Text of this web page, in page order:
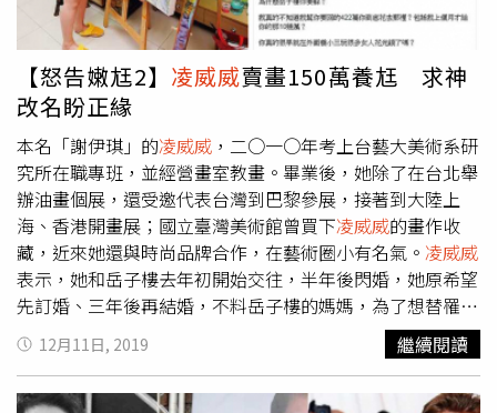
【怒告嫩尪2】 凌威威賣畫150萬養尪 求神
改名盼正緣
本名「謝伊琪」的凌威威 ，二○一○年考上台藝大美術系研
究所在職專班，並經營畫室教畫。畢業後，她除了在台北舉
辦油畫個展，還受邀代表台灣到巴黎參展，接著到大陸上
海、香港開畫展；國立臺灣美術館曾買下凌威威的畫作收
藏，近來她還與時尚品牌合作，在藝術圈小有名氣。 凌威威
表示，她和岳子樓去年初開始交往，半年後閃婚，她原希望
先訂婚、三年後再結婚，不料岳子樓的媽媽，為了想替罹患
鼻咽癌的妹妹沖喜，便向兩人催婚。為愛昏了頭的凌威威，
爽快答應婚事，自己的媽媽卻氣到與她斷絕母女關係，直到
傳出婚變消息，母女情才逐漸回溫。只是凌威威去年賣畫存
12月11日, 2019 繼續閱讀